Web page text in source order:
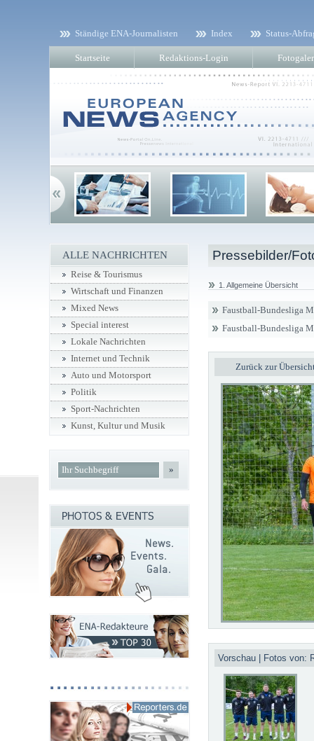
Ständige ENA-Journalisten Index Status-
Startseite Redaktions-Login
Pressebilder/
1. Allgemeine Übersicht
Faustball-Bundesliga
Faustball-Bundesliga
Zurück zur
Vorschau | Fotos von:
ALLE NACHRICHTEN
Reise & Tourismus
Wirtschaft und Finanzen
Mixed News
Special interest
Lokale Nachrichten
Internet und Technik
Auto und Motorsport
Politik
Sport-Nachrichten
Kunst, Kultur und Musik
»